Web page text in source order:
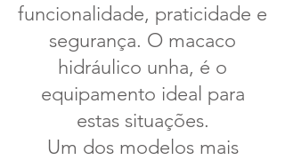
funcionalidade, praticidade e
segurança. O macaco
hidráulico unha, é o
equipamento ideal para
estas situações.
Um dos modelos mais